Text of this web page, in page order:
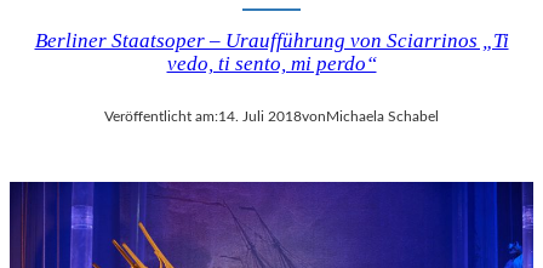
Berliner Staatsoper – Uraufführung von Sciarrinos „Ti
vedo, ti sento, mi perdo“
Veröffentlicht am:14. Juli 2018vonMichaela Schabel